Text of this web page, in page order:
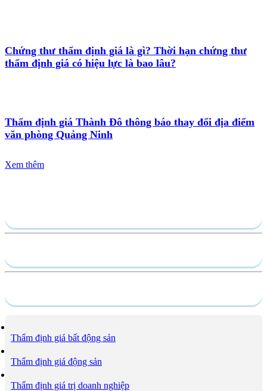
Chứng thư thẩm định giá là gì? Thời hạn chứng thư
thẩm định giá có hiệu lực là bao lâu?
Thẩm định giá Thành Đô thông báo thay đổi địa điểm
văn phòng Quảng Ninh
Xem thêm
Thẩm định giá bất động sản
Thẩm định giá động sản
Thẩm định giá trị doanh nghiệp